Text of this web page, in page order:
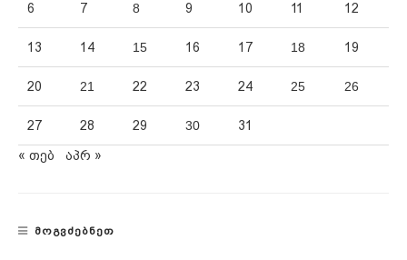
6 7 8 9 10 11 12
13 14 15 16 17 18 19
20 21 22 23 24 25 26
27 28 29 30 31
« თებ აპრ »
ᲛᲝᲒᲕᲫᲔᲑᲜᲔᲗ